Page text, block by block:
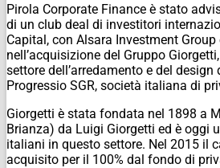
Pirola Corporate Finance è stato
di un club deal di investitori
Capital, con Alsara Investment Group
nell’acquisizione del Gruppo
settore dell’arredamento e del
Progressio SGR, società italiana di
Giorgetti è stata fondata nel 1898 a
Brianza) da Luigi Giorgetti ed è oggi
italiani in questo settore. Nel 2015 il
acquisito per il 100% dal fondo di